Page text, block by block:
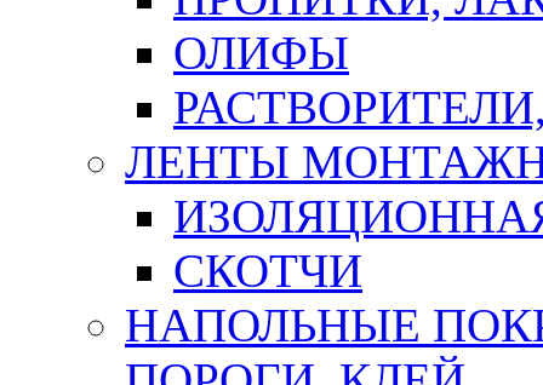
ОЛИФЫ
ЛЕНТЫ
СКОТЧИ
НАПОЛЬНЫЕ